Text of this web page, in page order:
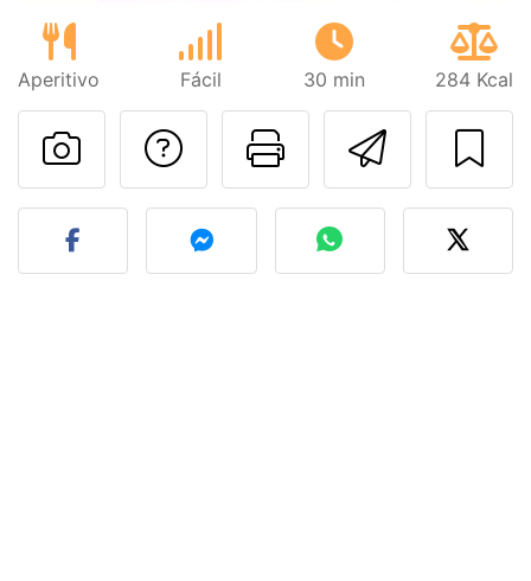
Aperitivo Fácil 30 min 284 Kcal
Imprimir
Preguntar al autor
Publicar la foto de esta